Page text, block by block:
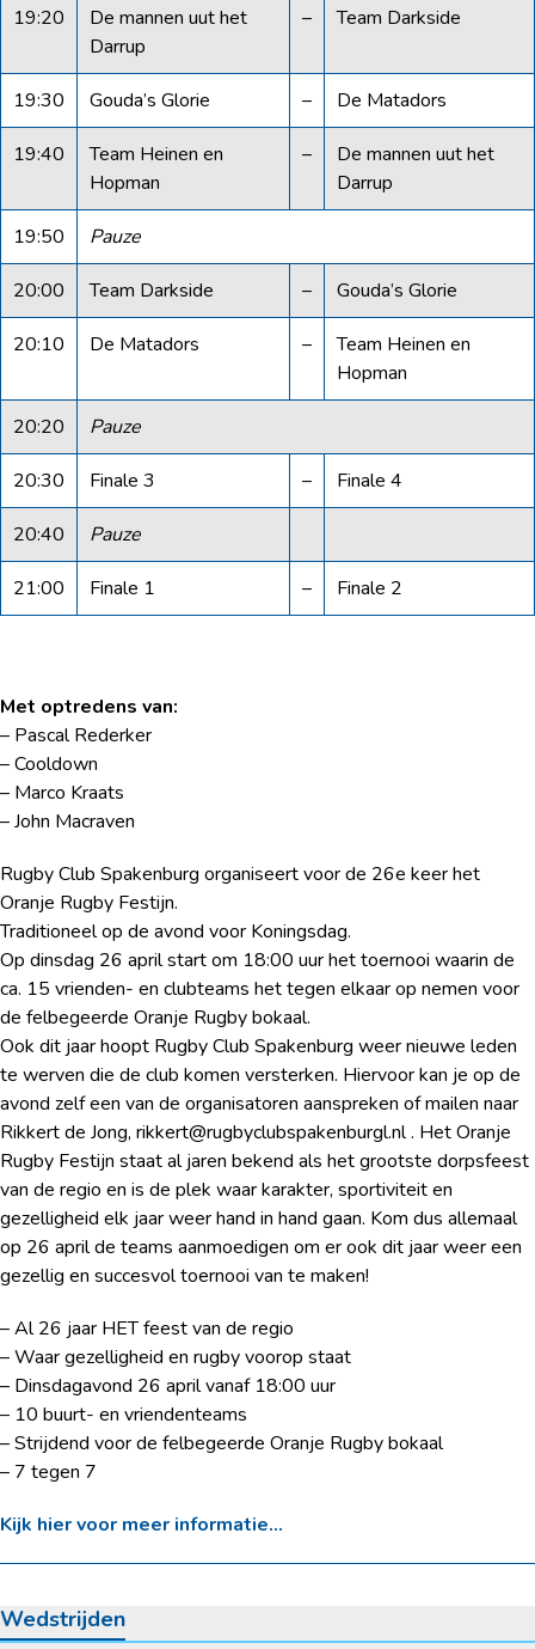
19:20
De mannen uut het
Darrup
– Team Darkside
19:30 Gouda’s Glorie – De Matadors
19:40
Team Heinen en
Hopman
–
De mannen uut het
Darrup
19:50 Pauze
20:00 Team Darkside – Gouda’s Glorie
20:10 De Matadors –
Team Heinen en
Hopman
20:20 Pauze
20:30 Finale 3 – Finale 4
20:40 Pauze
21:00 Finale 1 – Finale 2
Met optredens van:
– Pascal Rederker
– Cooldown
– Marco Kraats
– John Macraven
Rugby Club Spakenburg organiseert voor de 26e keer het
Oranje Rugby Festijn.
Traditioneel op de avond voor Koningsdag.
Op dinsdag 26 april start om 18:00 uur het toernooi waarin de
ca. 15 vrienden- en clubteams het tegen elkaar op nemen voor
de felbegeerde Oranje Rugby bokaal.
Ook dit jaar hoopt Rugby Club Spakenburg weer nieuwe leden
te werven die de club komen versterken. Hiervoor kan je op de
avond zelf een van de organisatoren aanspreken of mailen naar
Rikkert de Jong, rikkert@rugbyclubspakenburgl.nl . Het Oranje
Rugby Festijn staat al jaren bekend als het grootste dorpsfeest
van de regio en is de plek waar karakter, sportiviteit en
gezelligheid elk jaar weer hand in hand gaan. Kom dus allemaal
op 26 april de teams aanmoedigen om er ook dit jaar weer een
gezellig en succesvol toernooi van te maken!
– Al 26 jaar HET feest van de regio
– Waar gezelligheid en rugby voorop staat
– Dinsdagavond 26 april vanaf 18:00 uur
– 10 buurt- en vriendenteams
– Strijdend voor de felbegeerde Oranje Rugby bokaal
– 7 tegen 7
Kijk hier voor meer informatie…
Wedstrijden